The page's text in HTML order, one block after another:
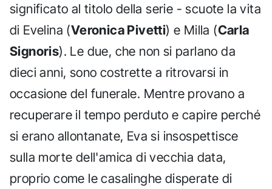
significato al titolo della serie - scuote la vita
di Evelina (Veronica Pivetti) e Milla (Carla
Signoris). Le due, che non si parlano da
dieci anni, sono costrette a ritrovarsi in
occasione del funerale. Mentre provano a
recuperare il tempo perduto e capire perché
si erano allontanate, Eva si insospettisce
sulla morte dell'amica di vecchia data,
proprio come le casalinghe disperate di